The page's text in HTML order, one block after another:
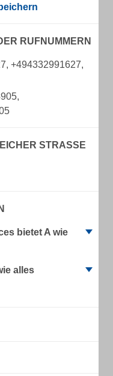
RUFNUMMERN
+494332991627,
STRASSE
bietet A wie
alles